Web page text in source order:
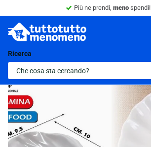
Più ne prendi, meno spendi!
Ricerca